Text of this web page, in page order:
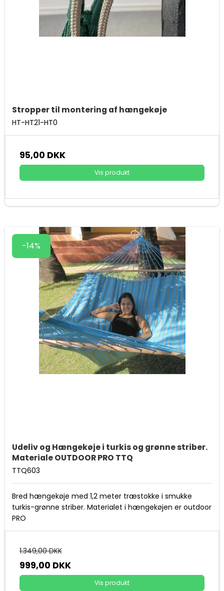
Stropper til montering af hængekøje
HT-HT21-HT0
95,00 DKK
Vis produkt
-14%
Udeliv og Hængekøje i turkis og grønne striber.
Materiale OUTDOOR PRO TTQ
TTQ603
Bred hængekøje med 1,2 meter træstokke i smukke
turkis-grønne striber. Materialet i hængekøjen er outdoor
PRO
1.349,00 DKK
999,00 DKK
Vis produkt